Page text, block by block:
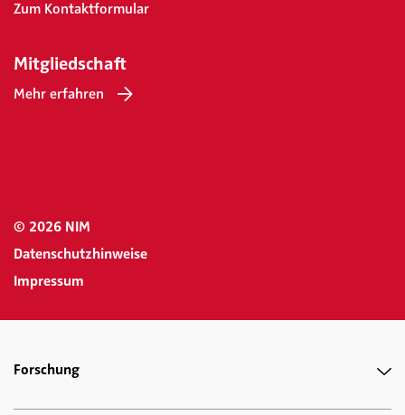
Zum Kontaktformular
Mitgliedschaft
Mehr erfahren
© 2026 NIM
Datenschutzhinweise
Impressum
Forschung